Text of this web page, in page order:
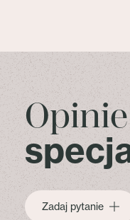
Opinie
Zadaj pytanie